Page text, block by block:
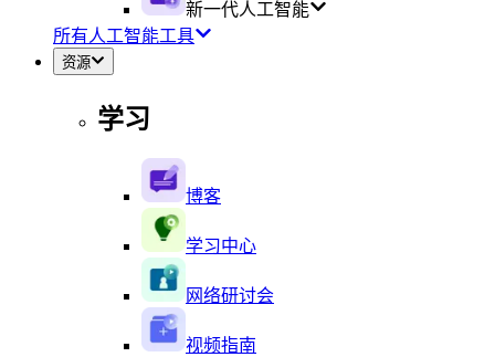
新一代人工智能
所有人工智能工具
资源
学习
博客
学习中心
网络研讨会
视频指南